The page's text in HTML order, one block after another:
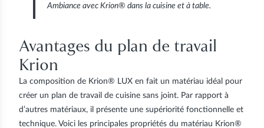
Ambiance avec Krion® dans la cuisine et à table.
Avantages du plan de travail
Krion
La composition de Krion® LUX en fait un matériau idéal pour
créer un plan de travail de cuisine sans joint. Par rapport à
d’autres matériaux, il présente une supériorité fonctionnelle et
technique. Voici les principales propriétés du matériau Krion®